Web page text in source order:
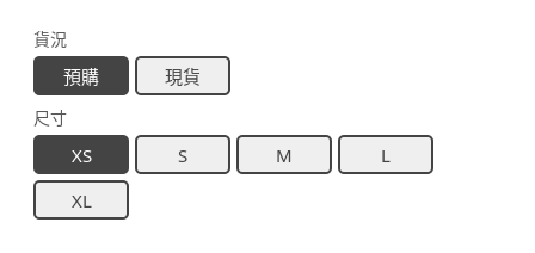
貨況
預購 現貨
尺寸
XS S M
L
XL